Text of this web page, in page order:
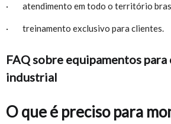
· atendimento em todo o território
· treinamento exclusivo para clientes.
FAQ sobre equipamentos para
industrial
O que é preciso para